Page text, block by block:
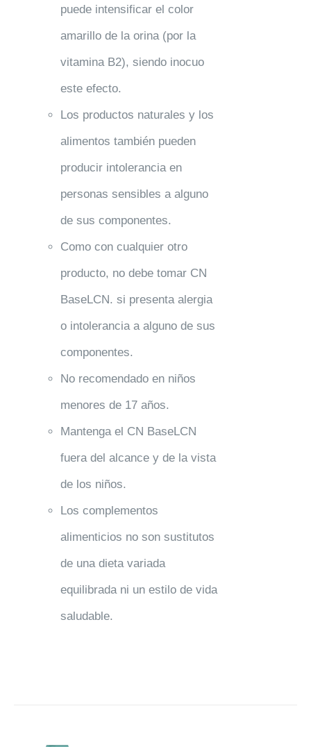
puede intensificar el color
amarillo de la orina (por la
vitamina B2), siendo inocuo
este efecto.
Los productos naturales y los
alimentos también pueden
producir intolerancia en
personas sensibles a alguno
de sus componentes.
Como con cualquier otro
producto, no debe tomar CN
BaseLCN. si presenta alergia
o intolerancia a alguno de sus
componentes.
No recomendado en niños
menores de 17 años.
Mantenga el CN BaseLCN
fuera del alcance y de la vista
de los niños.
Los complementos
alimenticios no son sustitutos
de una dieta variada
equilibrada ni un estilo de vida
saludable.